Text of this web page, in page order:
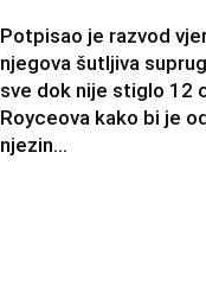
Potpisao je razvod
njegova šutljiva
sve dok nije stiglo 12
Royceova kako bi je
njezin...